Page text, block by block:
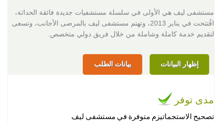
مستشفى ليف هي الأولى في سلسلة مستشفيات جديدة فائقة الحداثة،
افُتتحت في يناير 2013، وتهتم مستشفى ليف بالمرضى الأجانب، وتسعى
لتقديم خدمة كاملة وشاملة من خلال فريق دولي متخصص.
إظهار البيانات بيانات الطلب
مدى توفر
تصحيح الاستجماتيزم متوفرة في مستشفى ليف